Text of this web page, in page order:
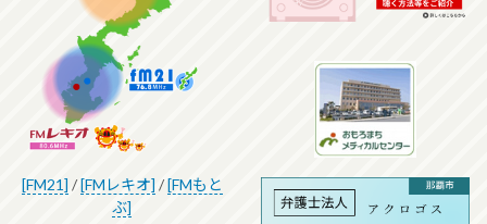
[FM21] /[FMレキオ] /[FMもと
ぶ]